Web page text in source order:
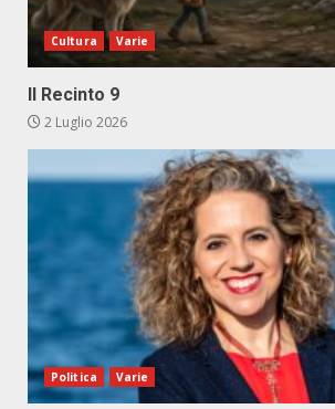
Cultura Varie
Il Recinto 9
2 Luglio 2026
Politica Varie